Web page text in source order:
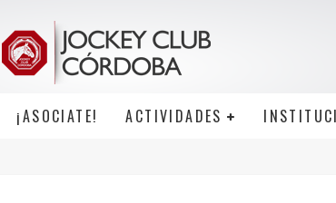
¡ASOCIATE! ACTIVIDADES